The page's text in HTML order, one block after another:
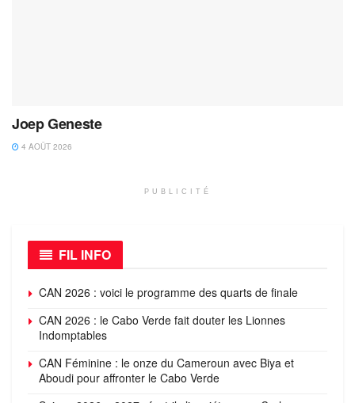
Joep Geneste
4 AOÛT 2026
PUBLICITÉ
FIL INFO
CAN 2026 : voici le programme des quarts de finale
CAN 2026 : le Cabo Verde fait douter les Lionnes
Indomptables
CAN Féminine : le onze du Cameroun avec Biya et
Aboudi pour affronter le Cabo Verde